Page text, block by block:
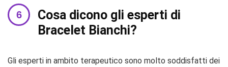
Cosa dicono gli esperti di
Bracelet Bianchi?
Gli esperti in ambito terapeutico sono molto soddisfatti dei